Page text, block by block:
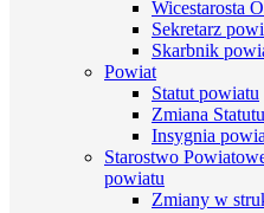
Wicestarosta
Sekretarz
Skarbnik
Powiat
Statut powiatu
Zmiana Statutu
Insygnia
Starostwo
powiatu
Zmiany w